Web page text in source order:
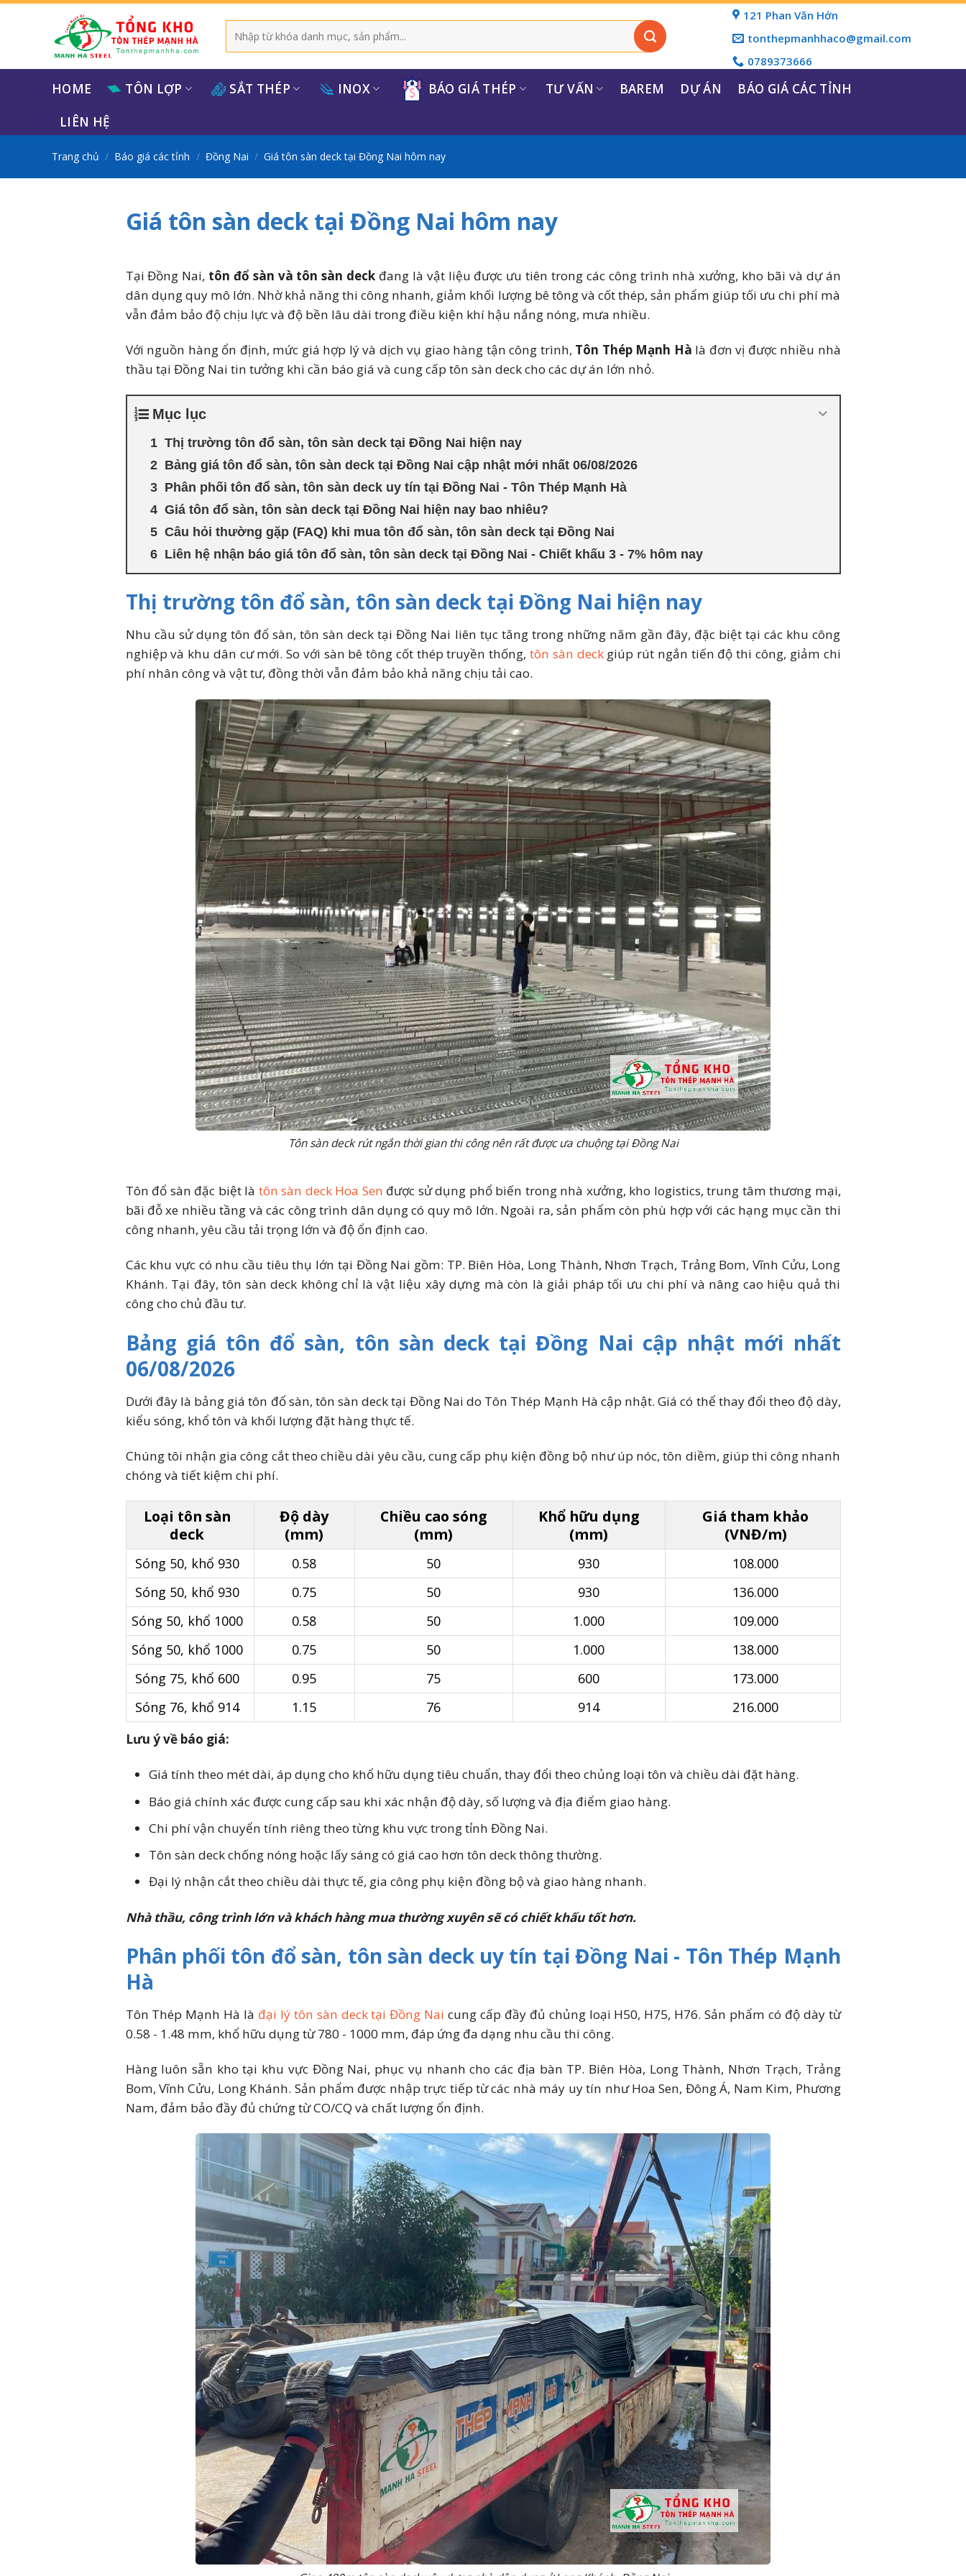
dung
kiếm:
121 Phan Văn Hớn
tonthepmanhhaco@gmail.com
0789373666
HOME TÔN LỢP SẮT THÉP INOX BÁO GIÁ THÉP TƯ VẤN BAREM DỰ ÁN
BÁO GIÁ CÁC TỈNH
LIÊN HỆ
Trang chủ / Báo giá các tỉnh / Đồng Nai / Giá tôn sàn deck tại Đồng Nai hôm nay
Giá tôn sàn deck tại Đồng Nai hôm nay
Tại Đồng Nai, tôn đổ sàn và tôn sàn deck đang là vật liệu được ưu tiên trong các công trình nhà xưởng, kho bãi và dự án
dân dụng quy mô lớn. Nhờ khả năng thi công nhanh, giảm khối lượng bê tông và cốt thép, sản phẩm giúp tối ưu chi phí mà
vẫn đảm bảo độ chịu lực và độ bền lâu dài trong điều kiện khí hậu nắng nóng, mưa nhiều.
Với nguồn hàng ổn định, mức giá hợp lý và dịch vụ giao hàng tận công trình, Tôn Thép Mạnh Hà là đơn vị được nhiều nhà
thầu tại Đồng Nai tin tưởng khi cần báo giá và cung cấp tôn sàn deck cho các dự án lớn nhỏ.
Mục lục
Thị trường tôn đổ sàn, tôn sàn deck tại Đồng Nai hiện nay
Bảng giá tôn đổ sàn, tôn sàn deck tại Đồng Nai cập nhật mới nhất 06/08/2026
Phân phối tôn đổ sàn, tôn sàn deck uy tín tại Đồng Nai - Tôn Thép Mạnh Hà
Giá tôn đổ sàn, tôn sàn deck tại Đồng Nai hiện nay bao nhiêu?
Câu hỏi thường gặp (FAQ) khi mua tôn đổ sàn, tôn sàn deck tại Đồng Nai
Liên hệ nhận báo giá tôn đổ sàn, tôn sàn deck tại Đồng Nai - Chiết khấu 3 - 7% hôm nay
Thị trường tôn đổ sàn, tôn sàn deck tại Đồng Nai hiện nay
Nhu cầu sử dụng tôn đổ sàn, tôn sàn deck tại Đồng Nai liên tục tăng trong những năm gần đây, đặc biệt tại các khu công
nghiệp và khu dân cư mới. So với sàn bê tông cốt thép truyền thống,tôn sàn deckgiúp rút ngắn tiến độ thi công, giảm chi
phí nhân công và vật tư, đồng thời vẫn đảm bảo khả năng chịu tải cao.
Tôn sàn deck rút ngắn thời gian thi công nên rất được ưa chuộng tại Đồng Nai
Tôn đổ sàn đặc biệt là tôn sàn deck Hoa Sen được sử dụng phổ biến trong nhà xưởng, kho logistics, trung tâm thương mại,
bãi đỗ xe nhiều tầng và các công trình dân dụng có quy mô lớn. Ngoài ra, sản phẩm còn phù hợp với các hạng mục cần thi
công nhanh, yêu cầu tải trọng lớn và độ ổn định cao.
Các khu vực có nhu cầu tiêu thụ lớn tại Đồng Nai gồm: TP. Biên Hòa, Long Thành, Nhơn Trạch, Trảng Bom, Vĩnh Cửu, Long
Khánh. Tại đây, tôn sàn deck không chỉ là vật liệu xây dựng mà còn là giải pháp tối ưu chi phí và nâng cao hiệu quả thi
công cho chủ đầu tư.
Bảng giá tôn đổ sàn, tôn sàn deck tại Đồng Nai cập nhật mới nhất
06/08/2026
Dưới đây là bảng giá tôn đổ sàn, tôn sàn deck tại Đồng Nai do Tôn Thép Mạnh Hà cập nhật. Giá có thể thay đổi theo độ dày,
kiểu sóng, khổ tôn và khối lượng đặt hàng thực tế.
Chúng tôi nhận gia công cắt theo chiều dài yêu cầu, cung cấp phụ kiện đồng bộ như úp nóc, tôn diềm, giúp thi công nhanh
chóng và tiết kiệm chi phí.
Loại tôn sàn
deck
Độ dày
(mm)
Chiều cao sóng
(mm)
Khổ hữu dụng
(mm)
Giá tham khảo
(VNĐ/m)
Sóng 50, khổ 930 0.58 50 930
108.000
Sóng 50, khổ 930
0.75 50 930
136.000
Sóng 50, khổ 1000
0.58 50 1.000
109.000
Sóng 50, khổ 1000
0.75 50 1.000
138.000
Sóng 75, khổ 600
0.95 75 600
173.000
Sóng 76, khổ 914
1.15 76 914 216.000
Lưu ý về báo giá:
Giá tính theo mét dài, áp dụng cho khổ hữu dụng tiêu chuẩn, thay đổi theo chủng loại tôn và chiều dài đặt hàng.
Báo giá chính xác được cung cấp sau khi xác nhận độ dày, số lượng và địa điểm giao hàng.
Chi phí vận chuyển tính riêng theo từng khu vực trong tỉnh Đồng Nai.
Tôn sàn deck chống nóng hoặc lấy sáng có giá cao hơn tôn deck thông thường.
Đại lý nhận cắt theo chiều dài thực tế, gia công phụ kiện đồng bộ và giao hàng nhanh.
Nhà thầu, công trình lớn và khách hàng mua thường xuyên sẽ có chiết khấu tốt hơn.
Phân phối tôn đổ sàn, tôn sàn deck uy tín tại Đồng Nai - Tôn Thép Mạnh
Hà
Tôn Thép Mạnh Hà là đại lý tôn sàn deck tại Đồng Nai cung cấp đầy đủ chủng loại H50, H75, H76. Sản phẩm có độ dày từ
0.58 - 1.48 mm, khổ hữu dụng từ 780 - 1000 mm, đáp ứng đa dạng nhu cầu thi công.
Hàng luôn sẵn kho tại khu vực Đồng Nai, phục vụ nhanh cho các địa bàn TP. Biên Hòa, Long Thành, Nhơn Trạch, Trảng
Bom, Vĩnh Cửu, Long Khánh. Sản phẩm được nhập trực tiếp từ các nhà máy uy tín như Hoa Sen, Đông Á, Nam Kim, Phương
Nam, đảm bảo đầy đủ chứng từ CO/CQ và chất lượng ổn định.